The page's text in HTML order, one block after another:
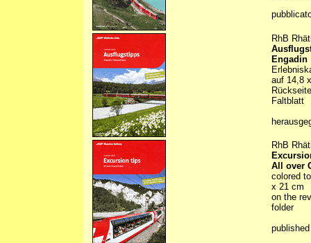
RhB
Engadin
auf 14,8
Faltblatt
RhB
All over
colored
x 21 cm
on the
folder